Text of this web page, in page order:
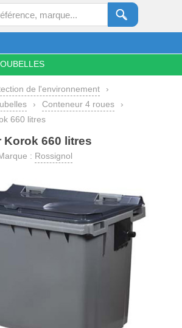
de l'environnement
›
› Conteneur 4 roues
›
660 litres
Korok 660 litres
: Rossignol